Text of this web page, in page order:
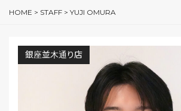
HOME > STAFF > YUJI OMURA
銀座並木通り店